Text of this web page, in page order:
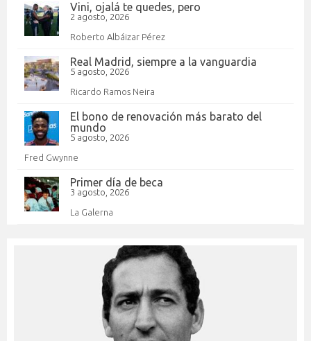
Vini, ojalá te quedes, pero
2 agosto, 2026
Roberto Albáizar Pérez
Real Madrid, siempre a la vanguardia
5 agosto, 2026
Ricardo Ramos Neira
El bono de renovación más barato del
mundo
5 agosto, 2026
Fred Gwynne
Primer día de beca
3 agosto, 2026
La Galerna